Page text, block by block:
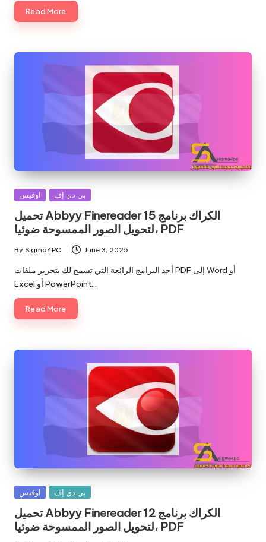
Read More
Posted
اوفيس بي دي إف
تحميل Abbyy Finereader 15 الكراك برنامج
لتحويل الصور الممسوحة ضوئيا، PDF
Posted
by
By Sigma4PC June 3, 2025
أحد البرامج الرائعة التي تسمح لك بتحرير ملفات PDF إلى Word أو
Excel أو PowerPoint…
Read More
Posted
اوفيس بي دي إف
تحميل Abbyy Finereader 12 الكراك برنامج
لتحويل الصور الممسوحة ضوئيا، PDF